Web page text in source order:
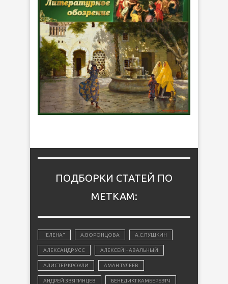
ПОДБОРКИ СТАТЕЙ ПО
МЕТКАМ:
"ЕЛЕНА" А.ВОРОНЦОВА А.С.ПУШКИН
АЛЕКСАНДР УСС АЛЕКСЕЙ НАВАЛЬНЫЙ
АЛИСТЕР КРОУЛИ АМАН ТУЛЕЕВ
АНДРЕЙ ЗВЯГИНЦЕВ БЕНЕДИКТ КАМБЕРБЭТЧ